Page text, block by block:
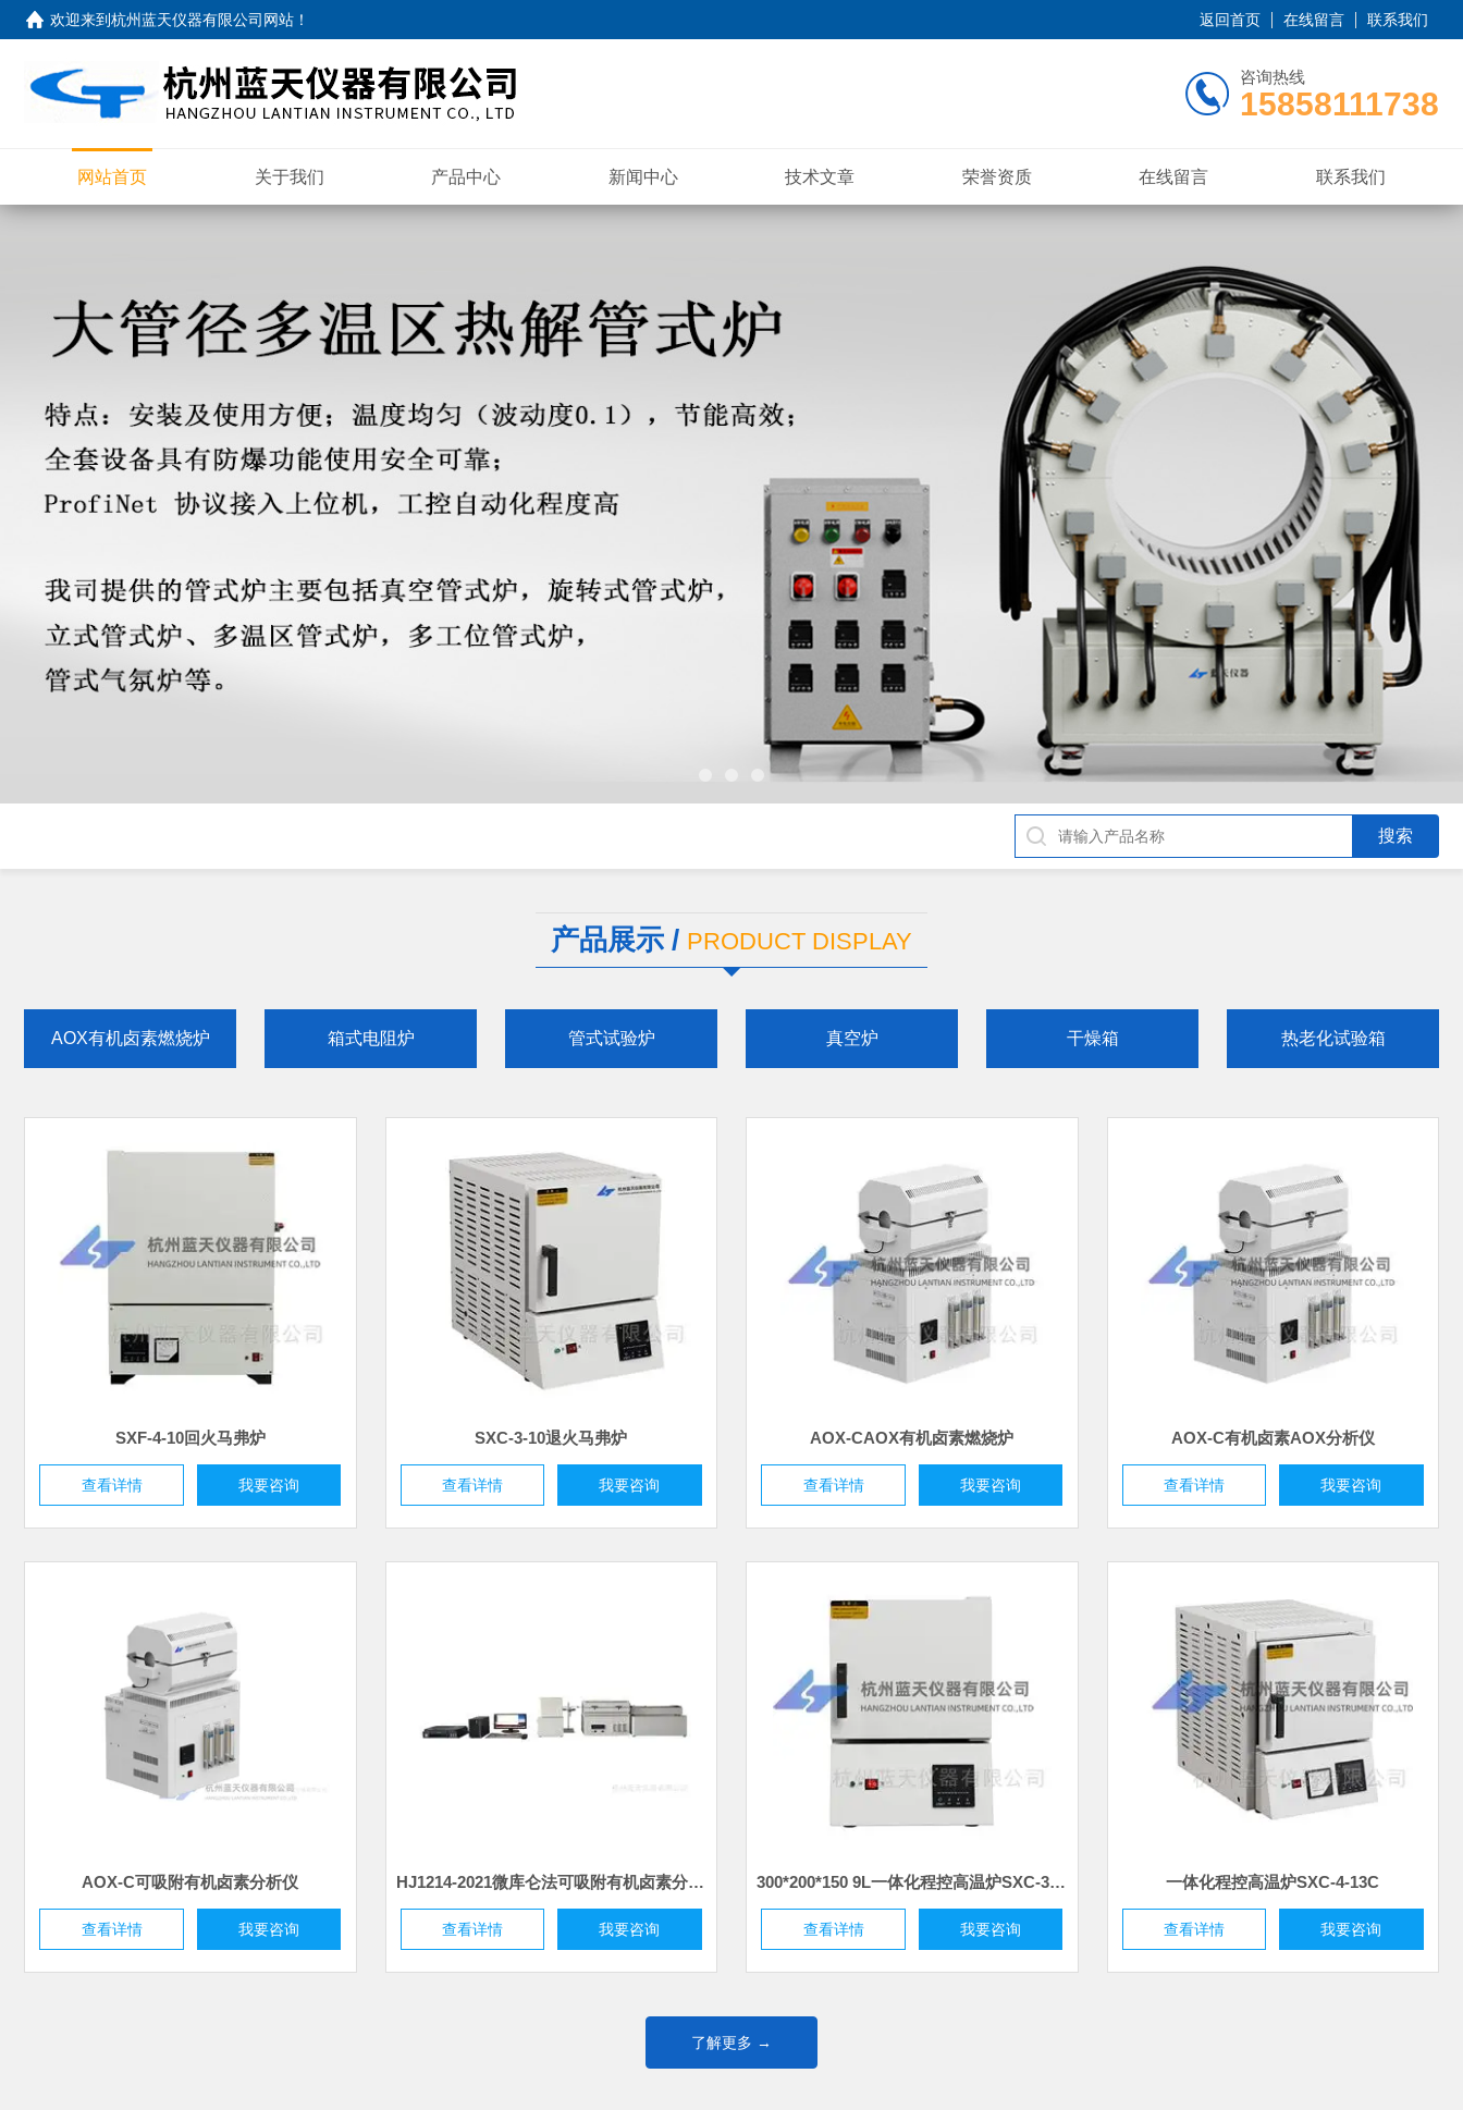
欢迎来到杭州蓝天仪器有限公司网站 ！ 返回首页 在线留言 联系我们
咨询热线
15858111738
网站首页 关于我们 产品中心 新闻中心 技术文章 荣誉资质 在线留言 联系我们
产品展示 / PRODUCT DISPLAY
AOX有机卤素燃烧炉 箱式电阻炉 管式试验炉 真空炉 干燥箱 热老化试验箱
气氛炉 可吸附有机卤素分析仪 LYT 1255-1999 森林土壤全硫的测定设备 生物降解塑料管式炉 火灾实验炉 煅药炉
推车式煅药炉
SXF-4-10回火马弗炉
查看详情 我要咨询
SXC-3-10退火马弗炉
查看详情 我要咨询
AOX-CAOX有机卤素燃烧炉
查看详情 我要咨询
AOX-C有机卤素AOX分析仪
查看详情 我要咨询
AOX-C可吸附有机卤素分析仪
查看详情 我要咨询
HJ1214-2021微库仑法可吸附有机卤素分析仪
查看详情 我要咨询
300*200*150 9L一体化程控高温炉SXC-3-10
查看详情 我要咨询
一体化程控高温炉SXC-4-13C
查看详情 我要咨询
了解更多 →